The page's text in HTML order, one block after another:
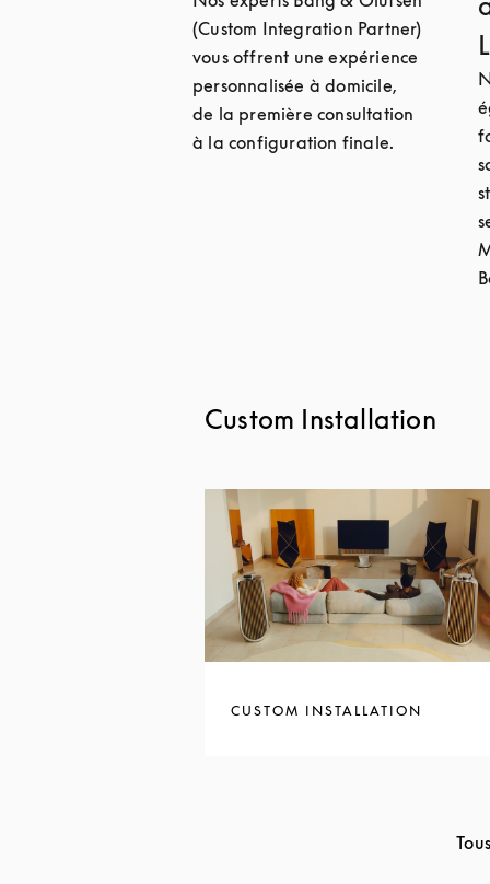
(Custom Integration Partner)
vous offrent une expérience
personnalisée à domicile,
de la première consultation
à la configuration finale.
Custom Installation
CUSTOM INSTALLATION